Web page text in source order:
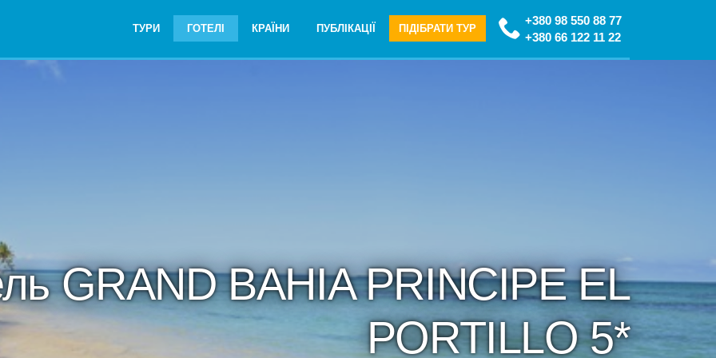
+380 98 550 88 77
+380 66 122 11 22
ТУРИ ГОТЕЛІ КРАЇНИ ПУБЛІКАЦІЇ ПІДІБРАТИ ТУР
GRAND BAHIA PRINCIPE EL
PORTILLO 5*